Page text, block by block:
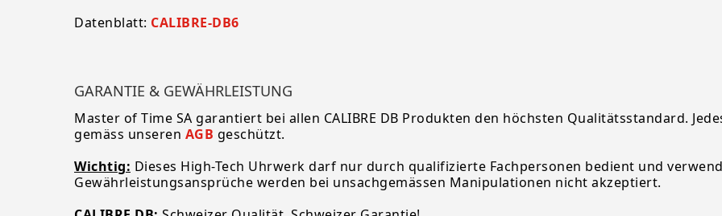
Datenblatt: CALIBRE-DB6
GARANTIE & GEWÄHRLEISTUNG
Master of Time SA garantiert bei allen CALIBRE DB Produkten den höchsten Qualitätsstandard.
gemäss unseren AGB geschützt.
Wichtig: Dieses High-Tech Uhrwerk darf nur durch qualifizierte Fachpersonen bedient und
Gewährleistungsansprüche werden bei unsachgemässen Manipulationen nicht akzeptiert.